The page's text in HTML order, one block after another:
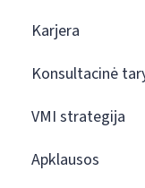
Karjera
Konsultacinė
VMI strategija
Apklausos